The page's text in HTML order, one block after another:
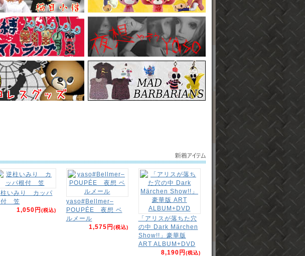
柱いみり カッパ
付 笠
1,050円(税込)
yaso#Bellmer–
POUPÉE 夜想 ベ
ルメール
1,575円(税込)
「アリスが落ちた穴
の中 Dark Märchen
Show!!」豪華版
ART ALBUM+DVD
8,190円(税込)